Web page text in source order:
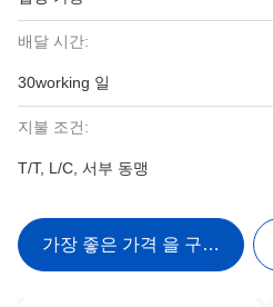
배달 시간:
30working 일
지불 조건:
T/T, L/C, 서부 동맹
가장 좋은 가격 을 구하라